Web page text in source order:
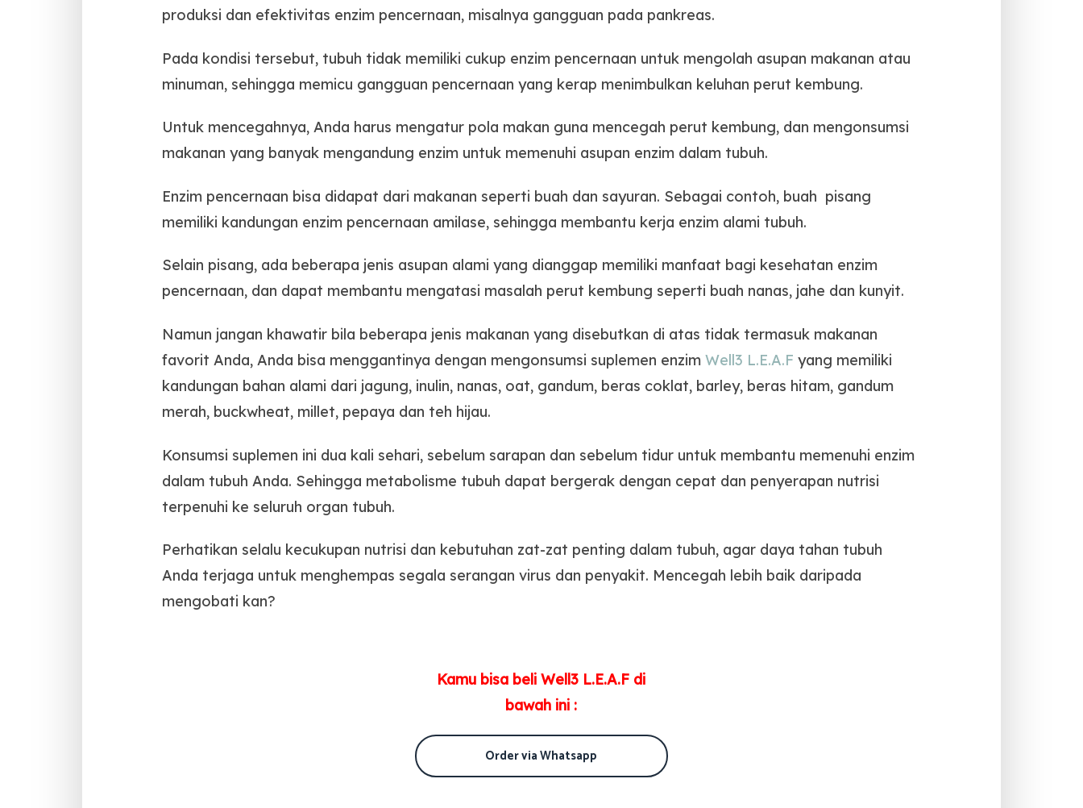
produksi dan efektivitas enzim pencernaan, misalnya gangguan pada pankreas.
Pada kondisi tersebut, tubuh tidak memiliki cukup enzim pencernaan untuk mengolah asupan makanan atau
minuman, sehingga memicu gangguan pencernaan yang kerap menimbulkan keluhan perut kembung.
Untuk mencegahnya, Anda harus mengatur pola makan guna mencegah perut kembung, dan mengonsumsi
makanan yang banyak mengandung enzim untuk memenuhi asupan enzim dalam tubuh.
Enzim pencernaan bisa didapat dari makanan seperti buah dan sayuran. Sebagai contoh, buah pisang
memiliki kandungan enzim pencernaan amilase, sehingga membantu kerja enzim alami tubuh.
Selain pisang, ada beberapa jenis asupan alami yang dianggap memiliki manfaat bagi kesehatan enzim
pencernaan, dan dapat membantu mengatasi masalah perut kembung seperti buah nanas, jahe dan kunyit.
Namun jangan khawatir bila beberapa jenis makanan yang disebutkan di atas tidak termasuk makanan
favorit Anda, Anda bisa menggantinya dengan mengonsumsi suplemen enzim Well3 L.E.A.F yang memiliki
kandungan bahan alami dari jagung, inulin, nanas, oat, gandum, beras coklat, barley, beras hitam, gandum
merah, buckwheat, millet, pepaya dan teh hijau.
Konsumsi suplemen ini dua kali sehari, sebelum sarapan dan sebelum tidur untuk membantu memenuhi enzim
dalam tubuh Anda. Sehingga metabolisme tubuh dapat bergerak dengan cepat dan penyerapan nutrisi
terpenuhi ke seluruh organ tubuh.
Perhatikan selalu kecukupan nutrisi dan kebutuhan zat-zat penting dalam tubuh, agar daya tahan tubuh
Anda terjaga untuk menghempas segala serangan virus dan penyakit. Mencegah lebih baik daripada
mengobati kan?
Kamu bisa beli Well3 L.E.A.F di
bawah ini :
Order via Whatsapp